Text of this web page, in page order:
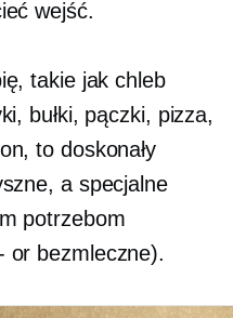
wejść.
takie jak chleb
bułki, pączki, pizza,
to doskonały
a specjalne
potrzebom
or bezmleczne).